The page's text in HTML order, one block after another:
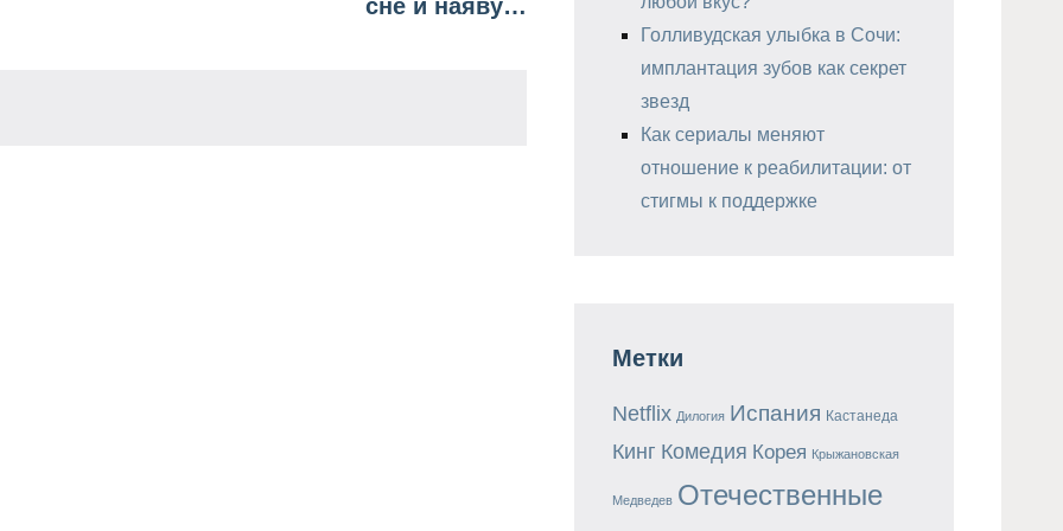
сне и наяву…
Голливудская улыбка в Сочи:
имплантация зубов как секрет
звезд
Как сериалы меняют
отношение к реабилитации: от
стигмы к поддержке
Метки
Netflix Дилогия Испания Кастанеда
Кинг Комедия Корея Крыжановская
Медведев Отечественные